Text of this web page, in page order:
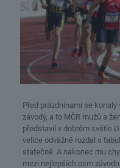
Před prázdninami se
závody, a to MČR mužů a
představil v dobrém světle
velice odvážně rozdal s
statečně. A nakonec mu
mezi nejlepších osm